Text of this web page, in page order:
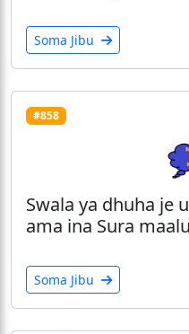
Soma Jibu
#858
Swala ya dhuha je
ama ina Sura
Soma Jibu